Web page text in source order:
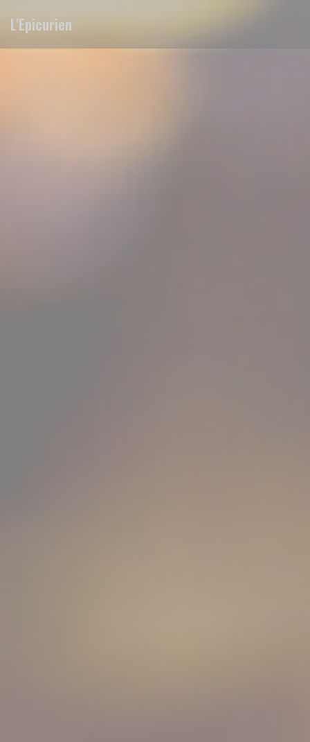
L'Epicurien